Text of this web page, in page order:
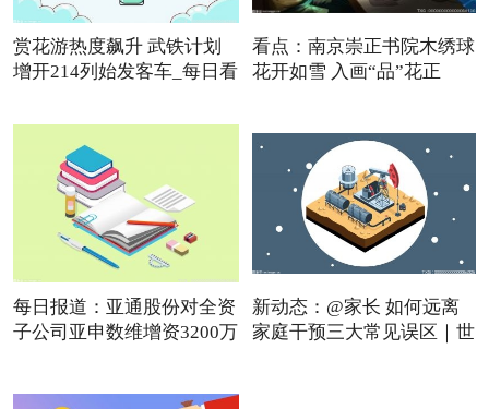
赏花游热度飙升 武铁计划
增开214列始发客车_每日看
看点：南京崇正书院木绣球
花开如雪 入画“品”花正
每日报道：亚通股份对全资
子公司亚申数维增资3200万
新动态：@家长 如何远离
家庭干预三大常见误区｜世